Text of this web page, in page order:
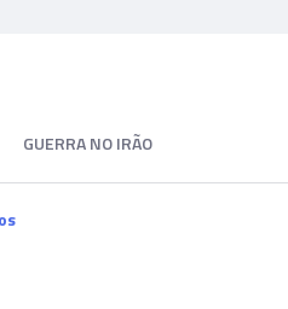
GUERRA NO IRÃO